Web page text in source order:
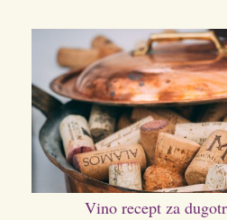
Vino recept za